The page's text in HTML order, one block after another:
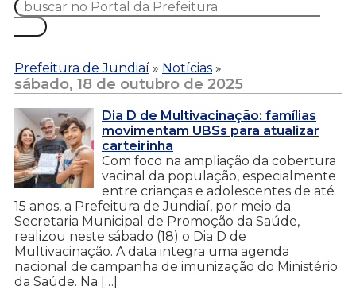
Prefeitura de Jundiaí » Notícias »
sábado, 18 de outubro de 2025
Dia D de Multivacinação: famílias
movimentam UBSs para atualizar
carteirinha
Com foco na ampliação da cobertura
vacinal da população, especialmente
entre crianças e adolescentes de até
15 anos, a Prefeitura de Jundiaí, por meio da
Secretaria Municipal de Promoção da Saúde,
realizou neste sábado (18) o Dia D de
Multivacinação. A data integra uma agenda
nacional de campanha de imunização do Ministério
da Saúde. Na […]